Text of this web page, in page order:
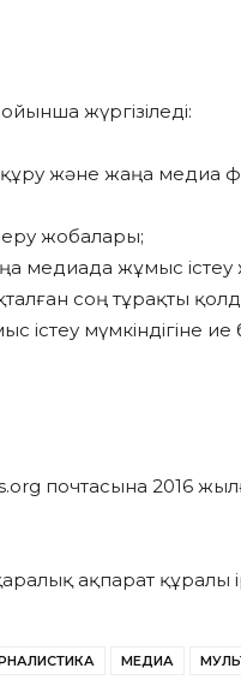
жүргізіледі:
құру және жаңа медиа
жобалары;
медиада жұмыс істеу
соң тұрақты
істеу мүмкіндігіне ие
почтасына 2016
ақпарат құралы
МЕДИА